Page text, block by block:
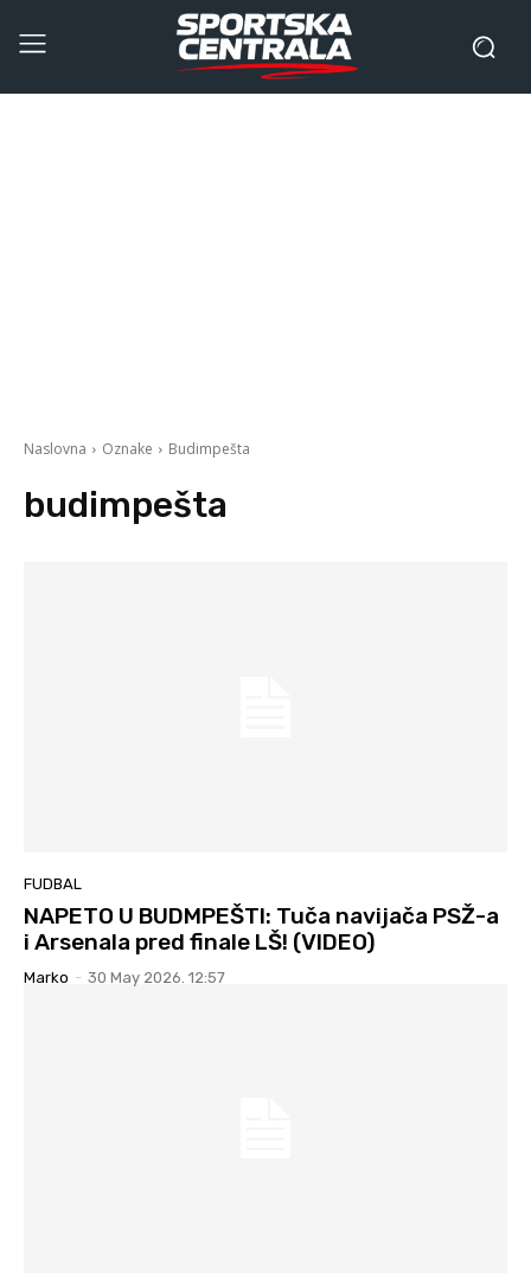
Naslovna Oznake Budimpešta
budimpešta
FUDBAL
NAPETO U BUDMPEŠTI: Tuča navijača PSŽ-a
i Arsenala pred finale LŠ! (VIDEO)
Marko - 30 May 2026. 12:57